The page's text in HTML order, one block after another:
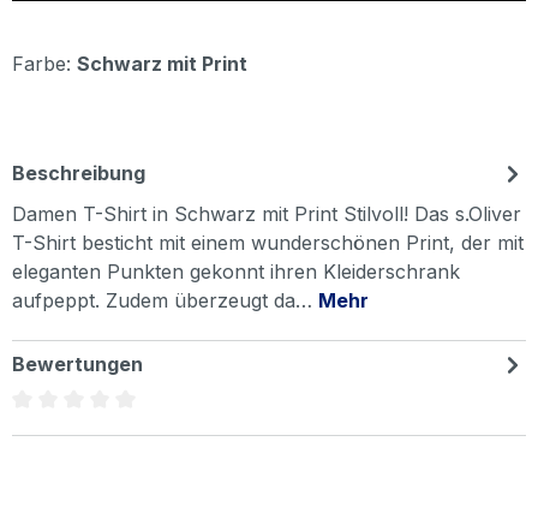
Farbe: Schwarz mit Print
Beschreibung
Damen T-Shirt in Schwarz mit Print Stilvoll! Das s.Oliver
T-Shirt besticht mit einem wunderschönen Print, der mit
eleganten Punkten gekonnt ihren Kleiderschrank
aufpeppt. Zudem überzeugt da… Mehr
Bewertungen